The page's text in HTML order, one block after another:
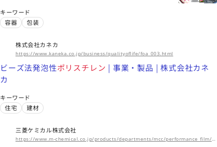
大阪府
富士フイルム和光純薬株式会社
料】製品情報｜試薬-富士フイルム和光純薬
JSR製 濁度標準液(
報｜試薬-富士フイルム和光純薬
住友ベークライト 細胞培養用ディッシュ (シャーレ)｜【ライ
フサイエンス】製品情報｜試薬-富士フイルム和光純薬
家庭用品
東京都
キーワード
容器
包装
株式会社カネカ
https://www.kaneka.co.jp/business/qualityoflife/foa_003.html
ビーズ法発泡性ポリスチレン | 事業・製品 | 株式会社カネ
カ
キーワード
住宅
建材
三菱ケミカル株式会社
https://www.m-chemical.co.jp/products/departments/mcc/performance_film/product/1200449_9350.html